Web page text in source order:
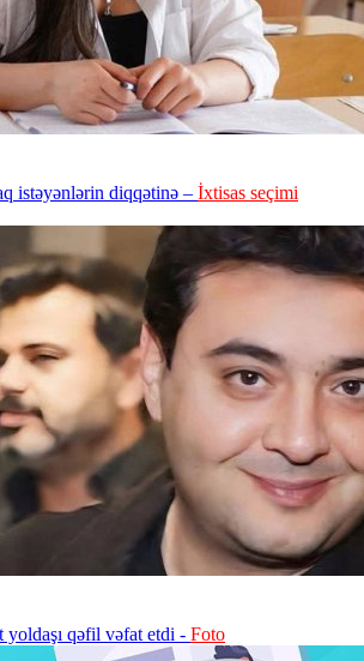
istəyənlərin diqqətinə – İxtisas seçimi
yoldaşı qəfil vəfat etdi - Foto